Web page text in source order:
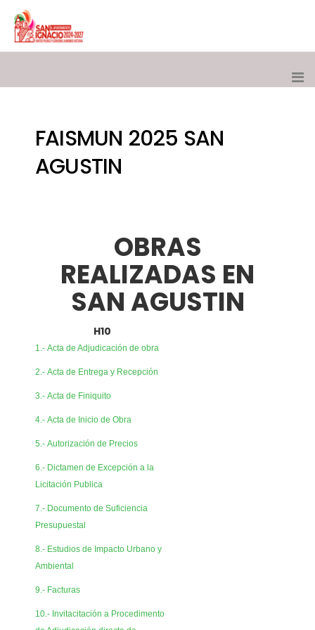
FAISMUN 2025 SAN
AGUSTIN
OBRAS
REALIZADAS EN
SAN AGUSTIN
H10
1.- Acta de Adjudicación de obra
2.- Acta de Entrega y Recepción
3.- Acta de Finiquito
4.- Acta de Inicio de Obra
5.- Autorización de Precios
6.- Dictamen de Excepción a la
Licitación Publica
7.- Documento de Suficiencia
Presupuestal
8.- Estudios de Impacto Urbano y
Ambiental
9.- Facturas
10.- Invitacitación a Procedimento